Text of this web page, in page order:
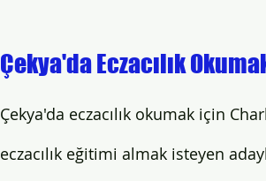
Çekya'da Eczacılık
Çekya'da eczacılık okumak için
eczacılık eğitimi almak isteyen